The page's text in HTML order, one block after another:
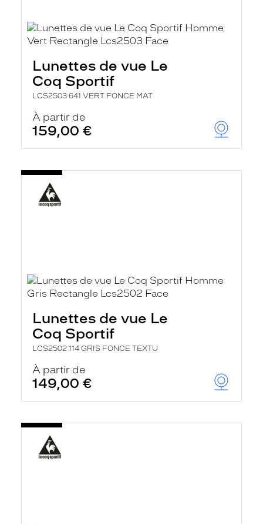
Lunettes de vue Le
Coq Sportif
LCS2503 641 VERT FONCE MAT
À partir de
159,00 €
Lunettes de vue Le
Coq Sportif
LCS2502 114 GRIS FONCE TEXTU
À partir de
149,00 €